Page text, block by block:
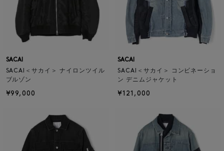
SACAI
SACAI＜サカイ＞ ナイロンツイル
ブルゾン
¥99,000
SACAI
SACAI＜サカイ＞ コンビネーショ
ン デニムジャケット
¥121,000